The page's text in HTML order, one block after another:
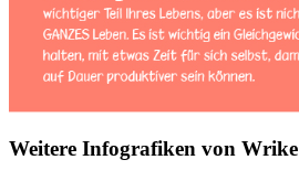
Weitere Infografiken von Wrike